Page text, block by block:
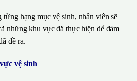
từng hạng mục vệ sinh, nhân viên sẽ
những khu vực đã thực hiện để đảm
đề ra.
vệ sinh